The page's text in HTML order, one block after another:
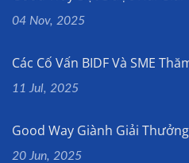
04 Nov, 2025
Các Cố Vấn BIDF Và SME
11 Jul, 2025
Good Way Giành Giải
20 Jun, 2025